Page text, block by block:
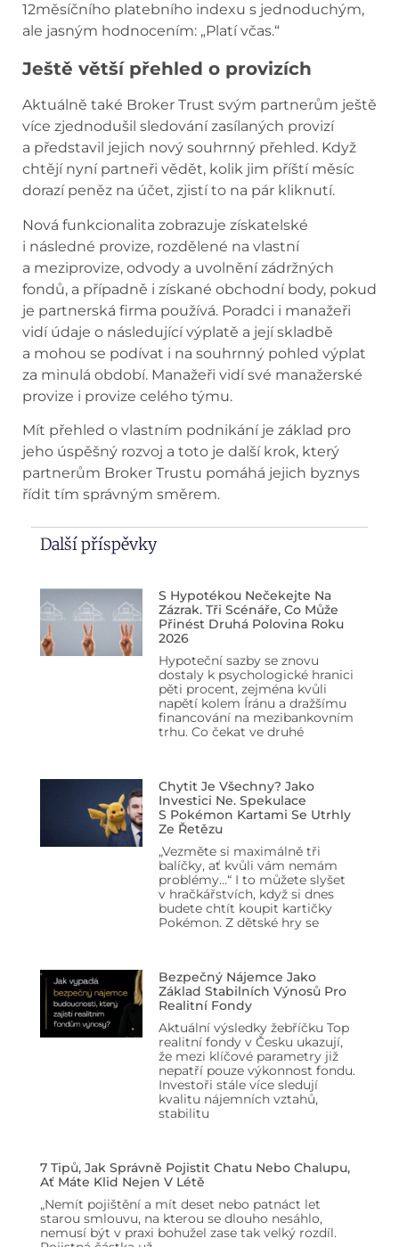
12měsíčního platebního indexu s jednoduchým,
ale jasným hodnocením: „Platí včas.“
Ještě větší přehled o provizích
Aktuálně také Broker Trust svým partnerům ještě
více zjednodušil sledování zasílaných provizí
a představil jejich nový souhrnný přehled. Když
chtějí nyní partneři vědět, kolik jim příští měsíc
dorazí peněz na účet, zjistí to na pár kliknutí.
Nová funkcionalita zobrazuje získatelské
i následné provize, rozdělené na vlastní
a meziprovize, odvody a uvolnění zádržných
fondů, a případně i získané obchodní body, pokud
je partnerská firma používá. Poradci i manažeři
vidí údaje o následující výplatě a její skladbě
a mohou se podívat i na souhrnný pohled výplat
za minulá období. Manažeři vidí své manažerské
provize i provize celého týmu.
Mít přehled o vlastním podnikání je základ pro
jeho úspěšný rozvoj a toto je další krok, který
partnerům Broker Trustu pomáhá jejich byznys
řídit tím správným směrem.
Další příspěvky
S Hypotékou Nečekejte Na
Zázrak. Tři Scénáře, Co Může
Přinést Druhá Polovina Roku
2026
Hypoteční sazby se znovu
dostaly k psychologické hranici
pěti procent, zejména kvůli
napětí kolem Íránu a dražšímu
financování na mezibankovním
trhu. Co čekat ve druhé
Chytit Je Všechny? Jako
Investici Ne. Spekulace
S Pokémon Kartami Se Utrhly
Ze Řetězu
„Vezměte si maximálně tři
balíčky, ať kvůli vám nemám
problémy…“ I to můžete slyšet
v hračkářstvích, když si dnes
budete chtít koupit kartičky
Pokémon. Z dětské hry se
Bezpečný Nájemce Jako
Základ Stabilních Výnosů Pro
Realitní Fondy
Aktuální výsledky žebříčku Top
realitní fondy v Česku ukazují,
že mezi klíčové parametry již
nepatří pouze výkonnost fondu.
Investoři stále více sledují
kvalitu nájemních vztahů,
stabilitu
7 Tipů, Jak Správně Pojistit Chatu Nebo Chalupu,
Ať Máte Klid Nejen V Létě
„Nemít pojištění a mít deset nebo patnáct let
starou smlouvu, na kterou se dlouho nesáhlo,
nemusí být v praxi bohužel zase tak velký rozdíl.